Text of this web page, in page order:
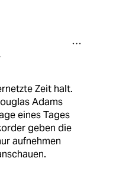
Zeit halt.
Adams
eines Tages
geben die
aufnehmen